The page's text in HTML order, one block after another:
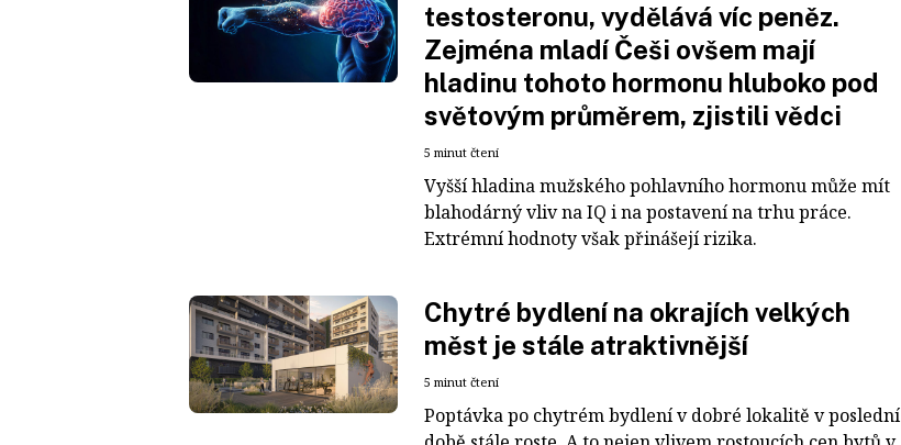
testosteronu, vydělává víc peněz.
Zejména mladí Češi ovšem mají
hladinu tohoto hormonu hluboko pod
světovým průměrem, zjistili vědci
5 minut čtení
Vyšší hladina mužského pohlavního hormonu může mít
blahodárný vliv na IQ i na postavení na trhu práce.
Extrémní hodnoty však přinášejí rizika.
Chytré bydlení na okrajích velkých
měst je stále atraktivnější
5 minut čtení
Poptávka po chytrém bydlení v dobré lokalitě v poslední